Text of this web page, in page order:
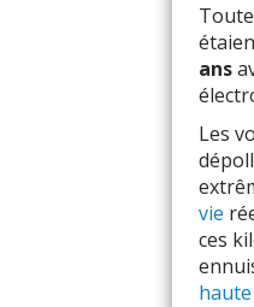
ans
Les
vie
ces